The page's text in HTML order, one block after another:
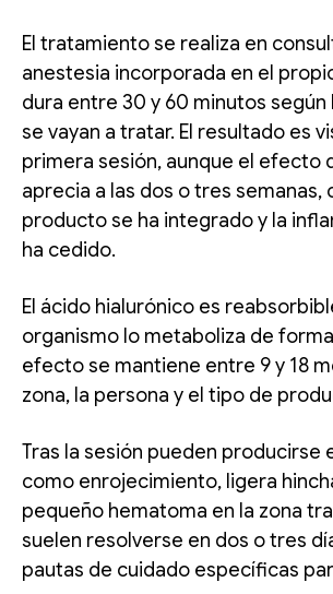
El tratamiento se realiza en
anestesia incorporada en el
dura entre 30 y 60 minutos según
se vayan a tratar. El resultado es
primera sesión, aunque el efecto
aprecia a las dos o tres semanas,
producto se ha integrado y la
ha cedido.
El ácido hialurónico es
organismo lo metaboliza de
efecto se mantiene entre 9 y 18
zona, la persona y el tipo de
Tras la sesión pueden producirse
como enrojecimiento, ligera
pequeño hematoma en la zona
suelen resolverse en dos o tres
pautas de cuidado específicas